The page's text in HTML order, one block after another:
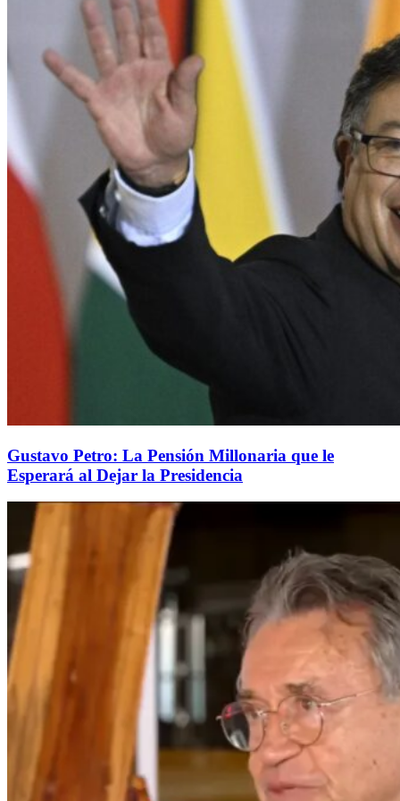
Gustavo Petro: La Pensión Millonaria que le
Esperará al Dejar la Presidencia